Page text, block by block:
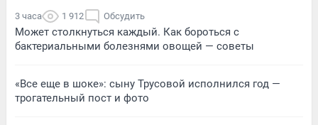
3 часа 1 912 Обсудить
Может столкнуться каждый. Как бороться с
бактериальными болезнями овощей — советы
«Все еще в шоке»: сыну Трусовой исполнился год —
трогательный пост и фото